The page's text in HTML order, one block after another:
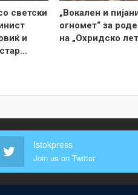
светски
и
„Вокален и
огномет“ за
на „Охридско
Istokpress
Join us on Twitter